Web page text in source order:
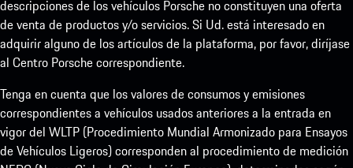
descripciones de los vehículos Porsche no constituyen una oferta
de venta de productos y/o servicios. Si Ud. está interesado en
adquirir alguno de los artículos de la plataforma, por favor, diríjase
al Centro Porsche correspondiente.
Tenga en cuenta que los valores de consumos y emisiones
correspondientes a vehículos usados anteriores a la entrada en
vigor del WLTP (Procedimiento Mundial Armonizado para Ensayos
de Vehículos Ligeros) corresponden al procedimiento de medición